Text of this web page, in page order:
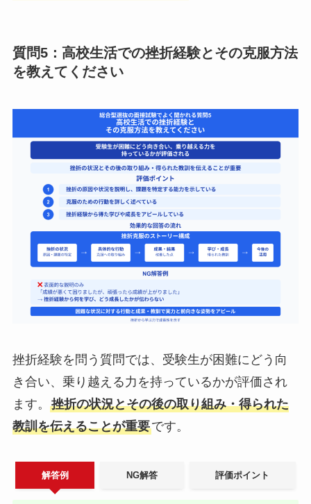
質問5：高校生活での挫折経験とその克服方法
を教えてください
挫折経験を問う質問では、受験生が困難にどう向
き合い、乗り越える力を持っているかが評価され
ます。 挫折の状況とその後の取り組み・得られた
教訓を伝えることが重要です。
解答例 NG解答 評価ポイント